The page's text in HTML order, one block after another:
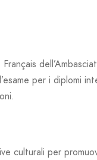
per i diplomi
culturali per